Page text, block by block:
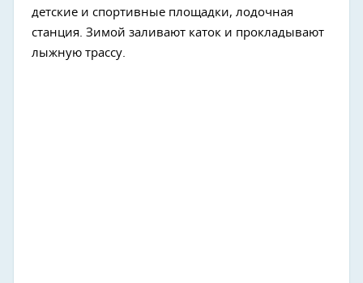
детские и спортивные площадки, лодочная
станция. Зимой заливают каток и прокладывают
лыжную трассу.